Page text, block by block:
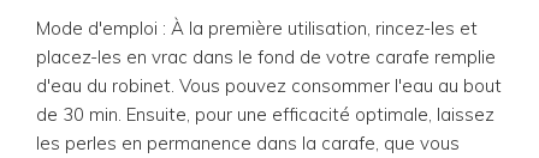
Mode d'emploi : À la première utilisation, rincez-les et
placez-les en vrac dans le fond de votre carafe remplie
d'eau du robinet. Vous pouvez consommer l'eau au bout
de 30 min. Ensuite, pour une efficacité optimale, laissez
les perles en permanence dans la carafe, que vous